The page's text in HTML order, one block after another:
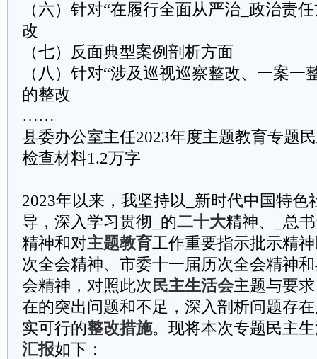
（六）针对“在履行全面从严治_政治责
改
（七）反面典型案例剖析方面
（八）针对“涉及巡视巡察整改、一案一
的整改
……
县委办公室主任2023年度主题教育专题
检查材料1.2万字
2023年以来，我坚持以_新时代中国特色
导，深入学习贯彻_的二十大精神、_总
精神和对主题教育工作重要指示批示精
次全会精神、市委十一届历次全会精神
会精神，对照此次民主生活会主题与要
在的突出问题和不足，深入剖析问题存
实可行的整改措施。现将本次专题民主
汇报如下：